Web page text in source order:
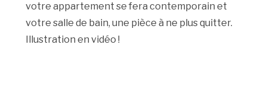
votre appartement se fera contemporain et
votre salle de bain, une pièce à ne plus quitter.
Illustration en vidéo !